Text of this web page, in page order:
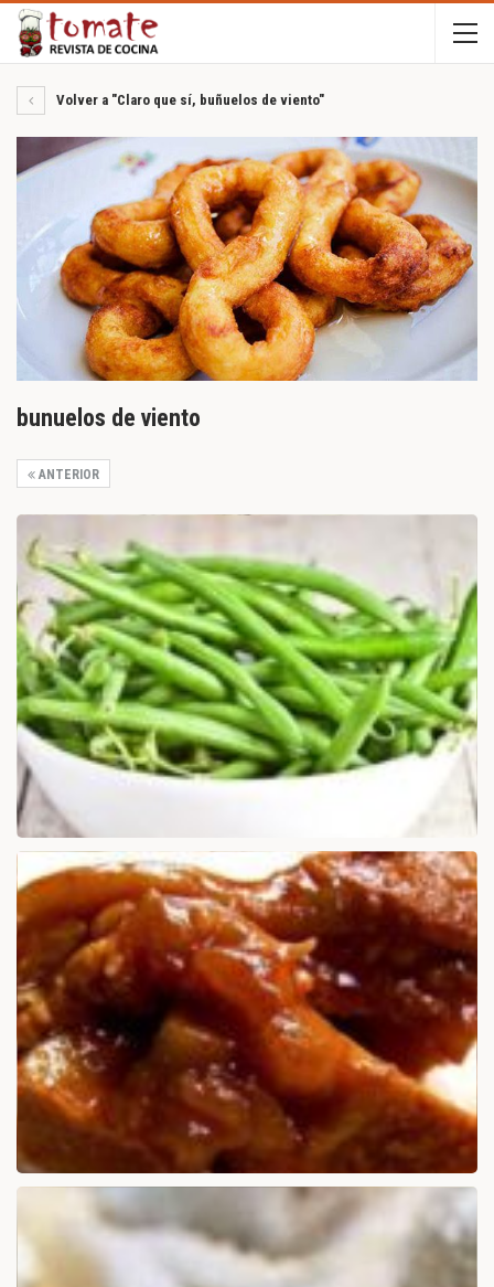
Volver a "Claro que sí, buñuelos de viento"
bunuelos de viento
ANTERIOR